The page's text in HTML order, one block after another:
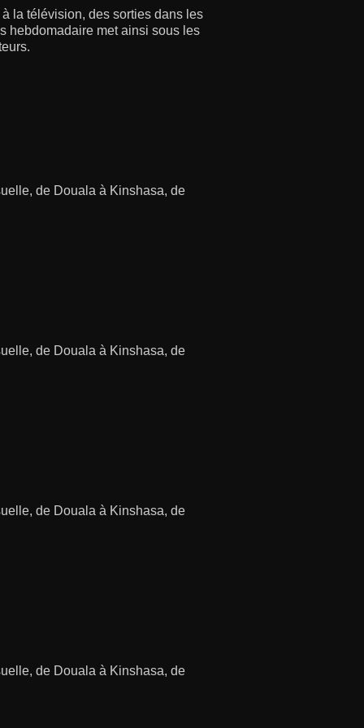
la télévision, des sorties dans les
hebdomadaire met ainsi sous les
de Douala à Kinshasa, de
de Douala à Kinshasa, de
de Douala à Kinshasa, de
de Douala à Kinshasa, de